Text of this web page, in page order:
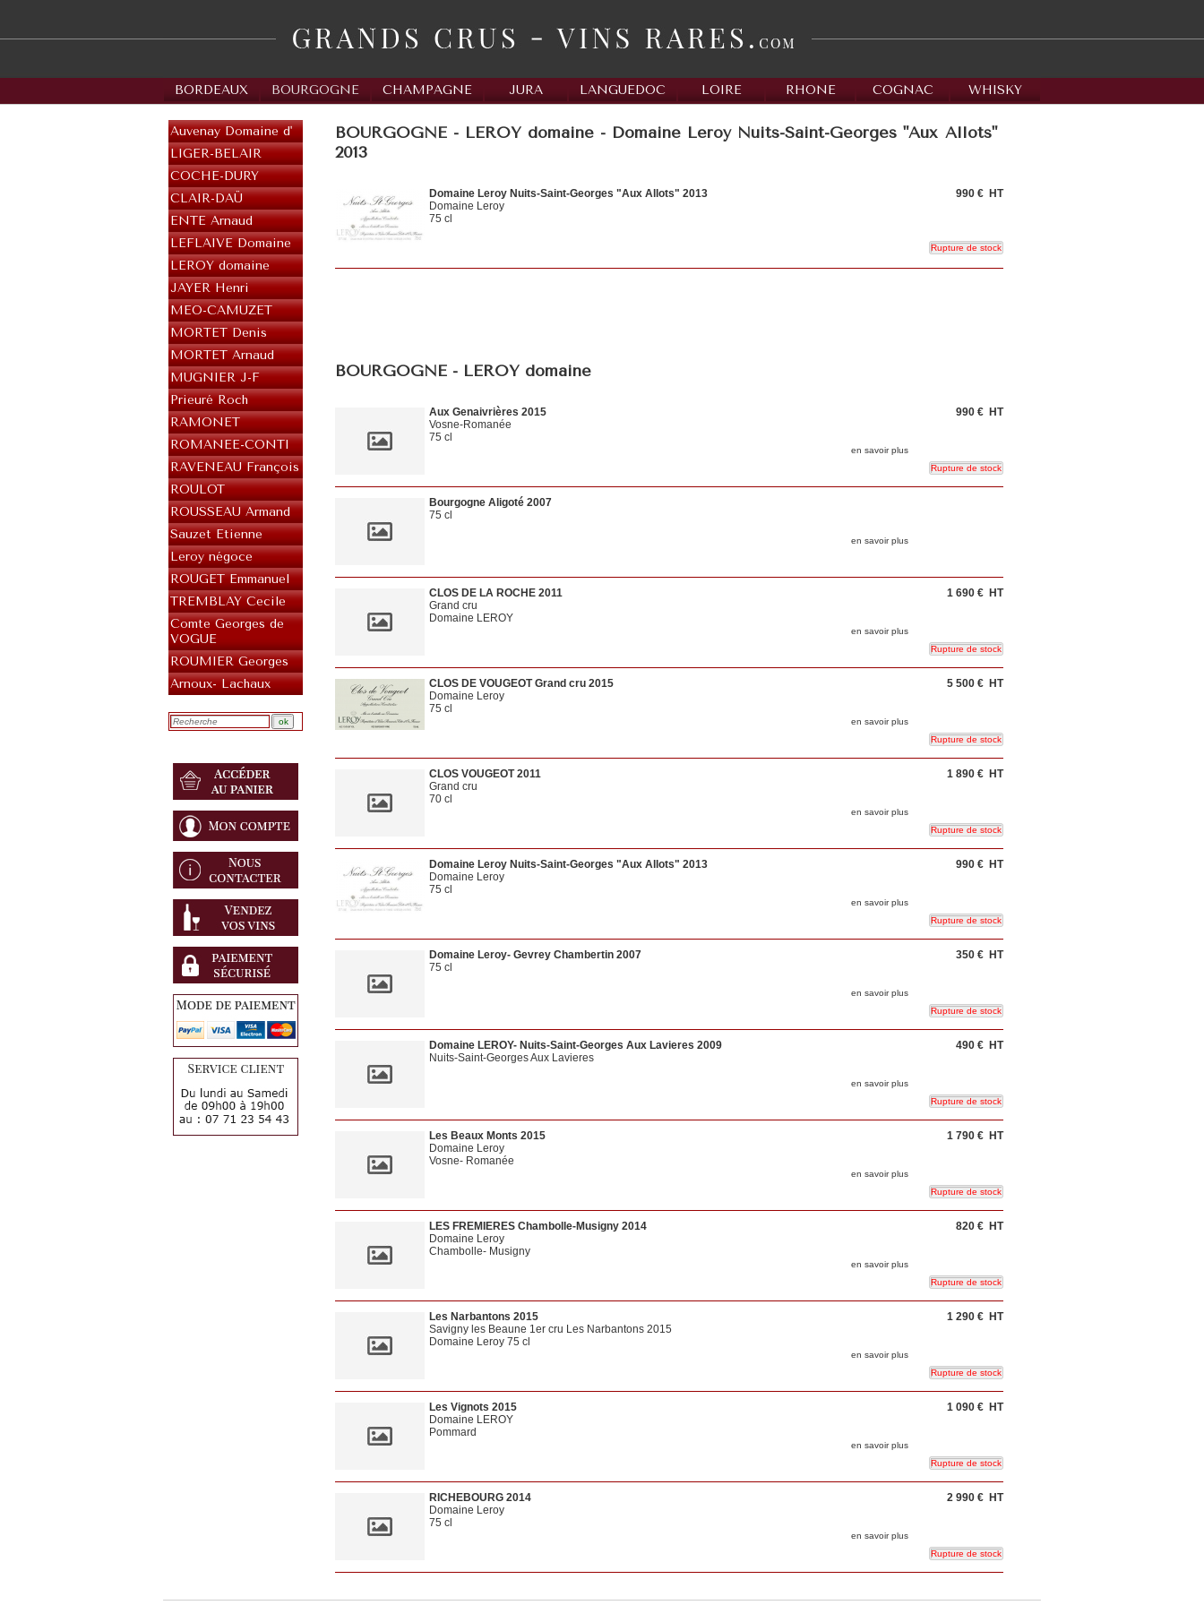
BORDEAUX BOURGOGNE CHAMPAGNE JURA LANGUEDOC LOIRE RHONE COGNAC WHISKY
Auvenay Domaine d'
LIGER-BELAIR
COCHE-DURY
CLAIR-DAÜ
ENTE Arnaud
LEFLAIVE Domaine
LEROY domaine
JAYER Henri
MEO-CAMUZET
MORTET Denis
MORTET Arnaud
MUGNIER J-F
Prieuré Roch
RAMONET
ROMANEE-CONTI
RAVENEAU François
ROULOT
ROUSSEAU Armand
Sauzet Etienne
Leroy négoce
ROUGET Emmanuel
TREMBLAY Cecile
Comte Georges de
VOGUE
ROUMIER Georges
Arnoux- Lachaux
BOURGOGNE - LEROY domaine - Domaine Leroy Nuits-Saint-Georges "Aux Allots"
2013
Domaine Leroy Nuits-Saint-Georges "Aux Allots" 2013
Domaine Leroy
75 cl
HT
990 €
BOURGOGNE - LEROY domaine
Aux Genaivrières 2015
Vosne-Romanée
75 cl
en savoir plus
HT
990 €
Bourgogne Aligoté 2007
75 cl
en savoir plus
CLOS DE LA ROCHE 2011
Grand cru
Domaine LEROY
en savoir plus
HT
1 690 €
CLOS DE VOUGEOT Grand cru 2015
Domaine Leroy
75 cl
en savoir plus
HT
5 500 €
CLOS VOUGEOT 2011
Grand cru
70 cl
en savoir plus
HT
1 890 €
Domaine Leroy Nuits-Saint-Georges "Aux Allots" 2013
Domaine Leroy
75 cl
en savoir plus
HT
990 €
Domaine Leroy- Gevrey Chambertin 2007
75 cl
en savoir plus
HT
350 €
Domaine LEROY- Nuits-Saint-Georges Aux Lavieres 2009
Nuits-Saint-Georges Aux Lavieres
en savoir plus
HT
490 €
Les Beaux Monts 2015
Domaine Leroy
Vosne- Romanée
en savoir plus
HT
1 790 €
LES FREMIERES Chambolle-Musigny 2014
Domaine Leroy
Chambolle- Musigny
en savoir plus
HT
820 €
Les Narbantons 2015
Savigny les Beaune 1er cru Les Narbantons 2015
Domaine Leroy 75 cl
en savoir plus
HT
1 290 €
Les Vignots 2015
Domaine LEROY
Pommard
en savoir plus
HT
1 090 €
RICHEBOURG 2014
Domaine Leroy
75 cl
en savoir plus
HT
2 990 €